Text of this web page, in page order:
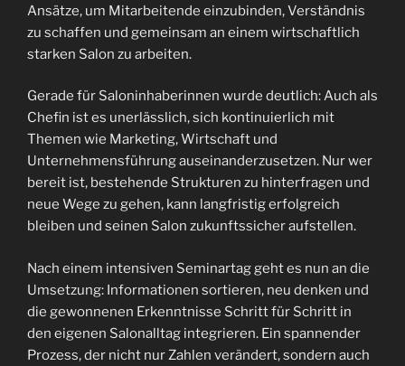
Ansätze, um Mitarbeitende einzubinden, Verständnis
zu schaffen und gemeinsam an einem wirtschaftlich
starken Salon zu arbeiten.
Gerade für Saloninhaberinnen wurde deutlich: Auch als
Chefin ist es unerlässlich, sich kontinuierlich mit
Themen wie Marketing, Wirtschaft und
Unternehmensführung auseinanderzusetzen. Nur wer
bereit ist, bestehende Strukturen zu hinterfragen und
neue Wege zu gehen, kann langfristig erfolgreich
bleiben und seinen Salon zukunftssicher aufstellen.
Nach einem intensiven Seminartag geht es nun an die
Umsetzung: Informationen sortieren, neu denken und
die gewonnenen Erkenntnisse Schritt für Schritt in
den eigenen Salonalltag integrieren. Ein spannender
Prozess, der nicht nur Zahlen verändert, sondern auch